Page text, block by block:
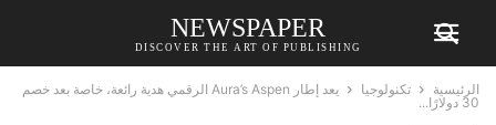
NEWSPAPER
DISCOVER THE ART OF PUBLISHING
الرئيسية تكنولوجيا
يعد إطار Aura’s Aspen الرقمي هدية رائعة، خاصة بعد خصم
30 دولارًا...